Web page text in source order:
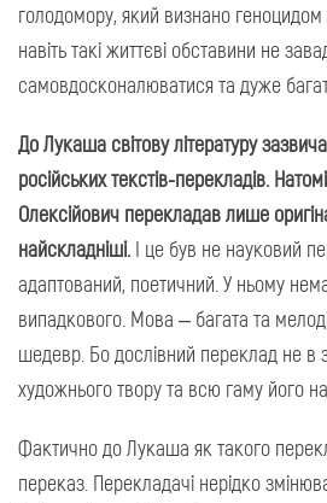
голодомору, який визнано геноцидом
навіть такі життєві обставини не
самовдосконалюватися та дуже
До Лукаша світову літературу
російських текстів-перекладів.
Олексійович перекладав лише
найскладніші. І це був не науковий
адаптований, поетичний. У ньому
випадкового. Мова – багата та
шедевр. Бо дослівний переклад не в
художнього твору та всю гаму його
Фактично до Лукаша як такого
переказ. Перекладачі нерідко